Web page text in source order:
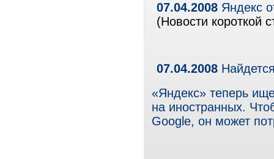
07.04.2008 Яндекс
(Новости короткой
07.04.2008
«Яндекс» теперь
на иностранных.
Google, он может